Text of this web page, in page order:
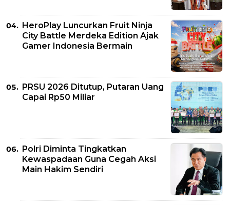
HeroPlay Luncurkan Fruit Ninja
City Battle Merdeka Edition Ajak
Gamer Indonesia Bermain
PRSU 2026 Ditutup, Putaran Uang
Capai Rp50 Miliar
Polri Diminta Tingkatkan
Kewaspadaan Guna Cegah Aksi
Main Hakim Sendiri